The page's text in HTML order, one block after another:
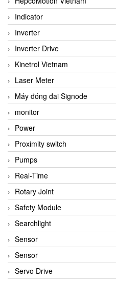
Indicator
Inverter
Inverter Drive
Kinetrol Vietnam
Laser Meter
Máy đóng đai Signode
monitor
Power
Proximity switch
Pumps
Real-Time
Rotary Joint
Safety Module
Searchlight
Sensor
Sensor
Servo Drive